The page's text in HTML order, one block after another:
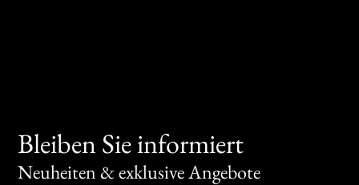
Bleiben Sie informiert
Neuheiten & exklusive Angebote